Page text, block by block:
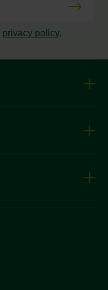
privacy policy.